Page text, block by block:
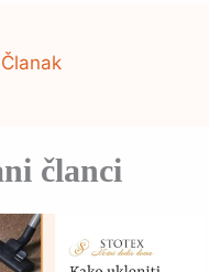
članci